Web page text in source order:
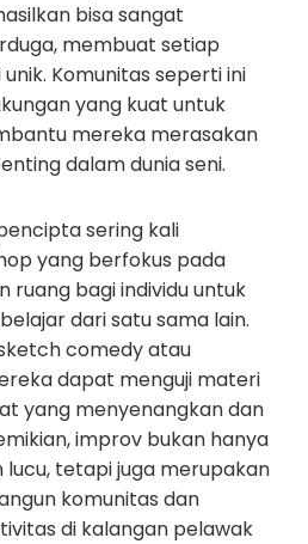
bisa sangat
membuat setiap
Komunitas seperti ini
yang kuat untuk
mereka merasakan
dalam dunia seni.
sering kali
yang berfokus pada
ruang bagi individu untuk
dari satu sama lain.
comedy atau
dapat menguji materi
yang menyenangkan dan
improv bukan hanya
tetapi juga merupakan
komunitas dan
di kalangan pelawak